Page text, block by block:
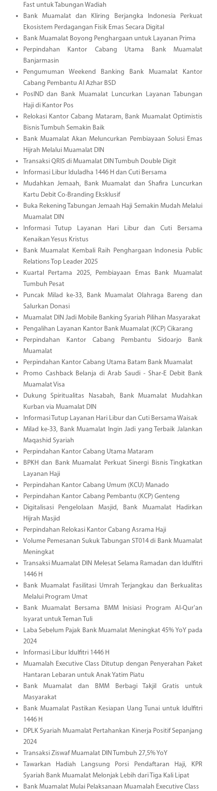
Fast untuk Tabungan Wadiah
Bank Muamalat dan Kliring Berjangka Indonesia Perkuat
Ekosistem Perdagangan Fisik Emas Secara Digital
Bank Muamalat Boyong Penghargaan untuk Layanan Prima
Perpindahan Kantor Cabang Utama Bank Muamalat
Banjarmasin
Pengumuman Weekend Banking Bank Muamalat Kantor
Cabang Pembantu Al Azhar BSD
PosIND dan Bank Muamalat Luncurkan Layanan Tabungan
Haji di Kantor Pos
Relokasi Kantor Cabang Mataram, Bank Muamalat Optimistis
Bisnis Tumbuh Semakin Baik
Bank Muamalat Akan Meluncurkan Pembiayaan Solusi Emas
Hijrah Melalui Muamalat DIN
Transaksi QRIS di Muamalat DIN Tumbuh Double Digit
Informasi Libur Iduladha 1446 H dan Cuti Bersama
Mudahkan Jemaah, Bank Muamalat dan Shafira Luncurkan
Kartu Debit Co-Branding Eksklusif
Buka Rekening Tabungan Jemaah Haji Semakin Mudah Melalui
Muamalat DIN
Informasi Tutup Layanan Hari Libur dan Cuti Bersama
Kenaikan Yesus Kristus
Bank Muamalat Kembali Raih Penghargaan Indonesia Public
Relations Top Leader 2025
Kuartal Pertama 2025, Pembiayaan Emas Bank Muamalat
Tumbuh Pesat
Puncak Milad ke-33, Bank Muamalat Olahraga Bareng dan
Salurkan Donasi
Muamalat DIN Jadi Mobile Banking Syariah Pilihan Masyarakat
Pengalihan Layanan Kantor Bank Muamalat (KCP) Cikarang
Perpindahan Kantor Cabang Pembantu Sidoarjo Bank
Muamalat
Perpindahan Kantor Cabang Utama Batam Bank Muamalat
Promo Cashback Belanja di Arab Saudi - Shar-E Debit Bank
Muamalat Visa
Dukung Spiritualitas Nasabah, Bank Muamalat Mudahkan
Kurban via Muamalat DIN
Informasi Tutup Layanan Hari Libur dan Cuti Bersama Waisak
Milad ke-33, Bank Muamalat Ingin Jadi yang Terbaik Jalankan
Maqashid Syariah
Perpindahan Kantor Cabang Utama Mataram
BPKH dan Bank Muamalat Perkuat Sinergi Bisnis Tingkatkan
Layanan Haji
Perpindahan Kantor Cabang Umum (KCU) Manado
Perpindahan Kantor Cabang Pembantu (KCP) Genteng
Digitalisasi Pengelolaan Masjid, Bank Muamalat Hadirkan
Hijrah Masjid
Perpindahan Relokasi Kantor Cabang Asrama Haji
Volume Pemesanan Sukuk Tabungan ST014 di Bank Muamalat
Meningkat
Transaksi Muamalat DIN Melesat Selama Ramadan dan Idulfitri
1446 H
Bank Muamalat Fasilitasi Umrah Terjangkau dan Berkualitas
Melalui Program Umat
Bank Muamalat Bersama BMM Inisiasi Program Al-Qur'an
Isyarat untuk Teman Tuli
Laba Sebelum Pajak Bank Muamalat Meningkat 45% YoY pada
2024
Informasi Libur Idulfitri 1446 H
Muamalah Executive Class Ditutup dengan Penyerahan Paket
Hantaran Lebaran untuk Anak Yatim Piatu
Bank Muamalat dan BMM Berbagi Takjil Gratis untuk
Masyarakat
Bank Muamalat Pastikan Kesiapan Uang Tunai untuk Idulfitri
1446 H
DPLK Syariah Muamalat Pertahankan Kinerja Positif Sepanjang
2024
Transaksi Ziswaf Muamalat DIN Tumbuh 27,5% YoY
Tawarkan Hadiah Langsung Porsi Pendaftaran Haji, KPR
Syariah Bank Muamalat Melonjak Lebih dari Tiga Kali Lipat
Bank Muamalat Mulai Pelaksanaan Muamalah Executive Class